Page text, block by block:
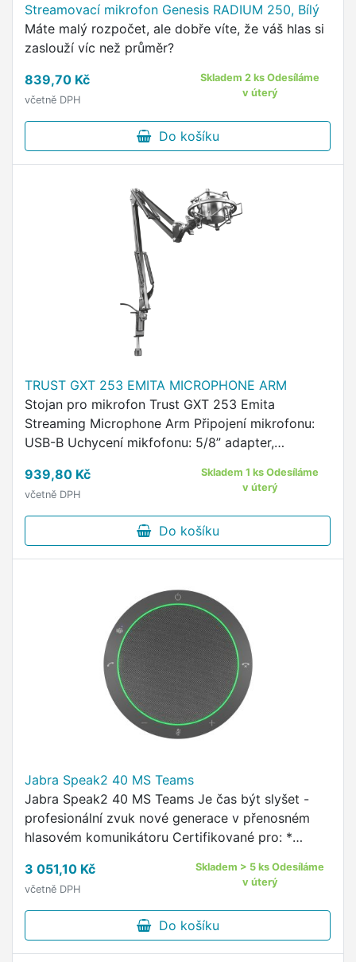
Streamovací mikrofon Genesis RADIUM 250, Bílý
Máte malý rozpočet, ale dobře víte, že váš hlas si
zaslouží víc než průměr?
839,70 Kč
včetně DPH
Skladem 2 ks Odesíláme
v úterý
Do košíku
TRUST GXT 253 EMITA MICROPHONE ARM
Stojan pro mikrofon Trust GXT 253 Emita
Streaming Microphone Arm Připojení mikrofonu:
USB-B Uchycení mikfofonu: 5/8” adapter,
mm) Max. hmotnost mikrofonu: …
939,80 Kč
včetně DPH
Skladem 1 ks Odesíláme
v úterý
Do košíku
Jabra Speak2 40 MS Teams
Jabra Speak2 40 MS Teams Je čas být slyšet -
profesionální zvuk nové generace v přenosném
hlasovém komunikátoru Certifikované pro: *
Chime Zvuk * ideální …
3 051,10 Kč
včetně DPH
Skladem > 5 ks Odesíláme
v úterý
Do košíku